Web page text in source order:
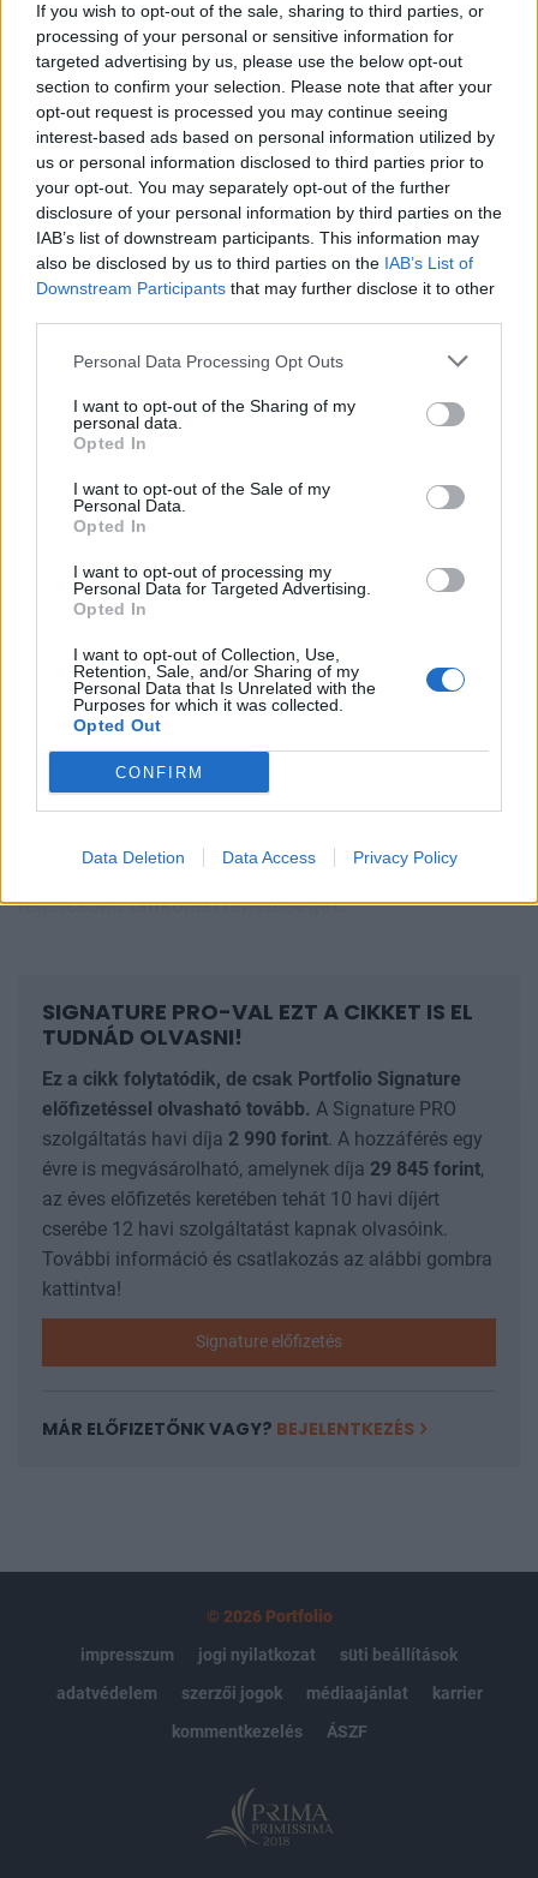
If you wish to opt-out of the sale, sharing to third parties, or
processing of your personal or sensitive information for
targeted advertising by us, please use the below opt-out
section to confirm your selection. Please note that after your
opt-out request is processed you may continue seeing
interest-based ads based on personal information utilized by
us or personal information disclosed to third parties prior to
your opt-out. You may separately opt-out of the further
disclosure of your personal information by third parties on the
IAB’s list of downstream participants. This information may
also be disclosed by us to third parties on the IAB’s List of
Downstream Participants that may further disclose it to other
Personal Data Processing Opt Outs
I want to opt-out of the Sharing of my
personal data.
Opted In
I want to opt-out of the Sale of my
Personal Data.
Opted In
I want to opt-out of processing my
Personal Data for Targeted Advertising.
Opted In
I want to opt-out of Collection, Use,
Retention, Sale, and/or Sharing of my
Personal Data that Is Unrelated with the
Purposes for which it was collected.
Opted Out
CONFIRM
Data Deletion Data Access Privacy Policy
is köszönhetően gyorsan véget érhet a konfliktus, a
piacokat ez alatt a rövid idő alatt is megviselte a
konfliktus. A tőzsdéken még nem is vetett nagy
hullámokat a történet,
A NYERSOLAJ VILÁGPIACI ÁRA AZONBAN
NAGYOT EMELKEDETT, ÉS EZT LEKÖVETTÉK
IDŐVEL A HAZAI ÜZEMANYAGÁRAK IS:
literenkénti ára pedig 21 forinttal
emelkedett ezalatt.
Bujdos Eszter, a holtankoljak ügyvezetője a Portfolio-
fogyasztók egyre tudatosabbá válnak, és keresik a
legolcsóbb tankolási lehetőséget.
SIGNATURE PRO-VAL EZT A CIKKET IS EL
TUDNÁD OLVASNI!
Ez a cikk folytatódik, de csak Portfolio Signature
előfizetéssel olvasható tovább. A Signature PRO
szolgáltatás havi díja 2 990 forint . A hozzáférés egy
évre is megvásárolható, amelynek díja 29 845 forint,
az éves előfizetés keretében tehát 10 havi díjért
cserébe 12 havi szolgáltatást kapnak olvasóink.
További információ és csatlakozás az alábbi gombra
kattintva!
Signature előfizetés
MÁR ELŐFIZETŐNK VAGY? BEJELENTKEZÉS
© 2026 Portfolio
impresszum
jogi nyilatkozat
süti beállítások
adatvédelem
szerzői jogok médiaajánlat
karrier
kommentkezelés
ÁSZF